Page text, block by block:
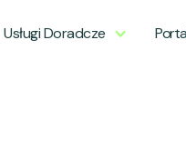
Usługi Doradcze